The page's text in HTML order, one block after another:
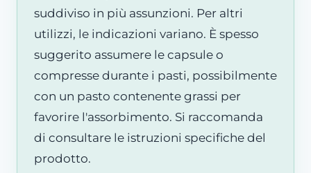
suddiviso in più assunzioni. Per altri
utilizzi, le indicazioni variano. È spesso
suggerito assumere le capsule o
compresse durante i pasti, possibilmente
con un pasto contenente grassi per
favorire l'assorbimento. Si raccomanda
di consultare le istruzioni specifiche del
prodotto.